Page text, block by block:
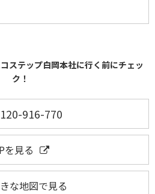
ステップ白岡本社に行く前にチェッ
ク！
916-770
を見る
な地図で見る